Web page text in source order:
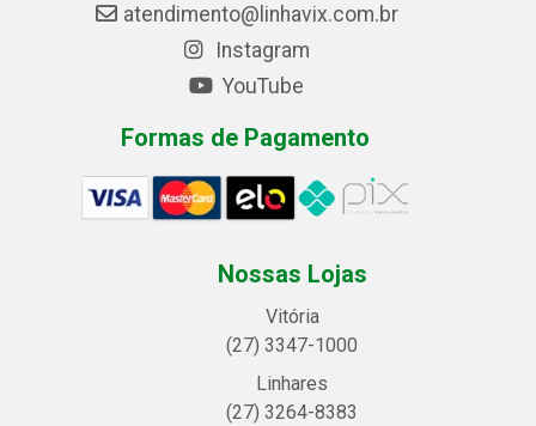
atendimento@linhavix.com.br
Instagram
YouTube
Formas de Pagamento
Nossas Lojas
Vitória
(27) 3347-1000
Linhares
(27) 3264-8383